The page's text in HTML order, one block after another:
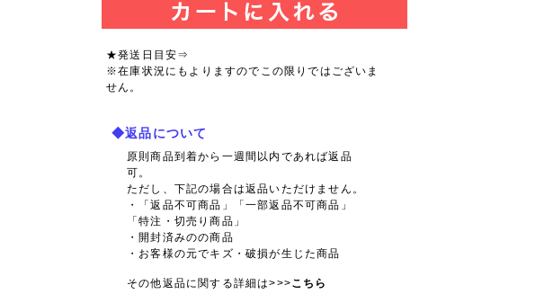
★発送日目安⇒
※在庫状況にもよりますのでこの限りではございま
せん。
◆返品について
原則商品到着から一週間以内であれば返品
可。
ただし、下記の場合は返品いただけません。
・「返品不可商品」「一部返品不可商品」
「特注・切売り商品」
・開封済みのの商品
・お客様の元でキズ・破損が生じた商品
その他返品に関する詳細は>>>こちら